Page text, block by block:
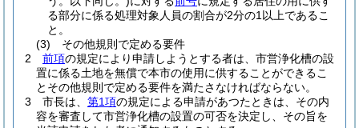
る部分に係る処理対象人員の割合が2分の1以上であるこ
と。
(3)
その他規則で定める要件
2
前項の規定により申請しようとする者は、市営浄化槽の設
置に係る土地を無償で本市の使用に供することができるこ
とその他規則で定める要件を満たさなければならない。
3
市長は、 第1項の規定による申請があつたときは、その内
容を審査して市営浄化槽の設置の可否を決定し、その旨を